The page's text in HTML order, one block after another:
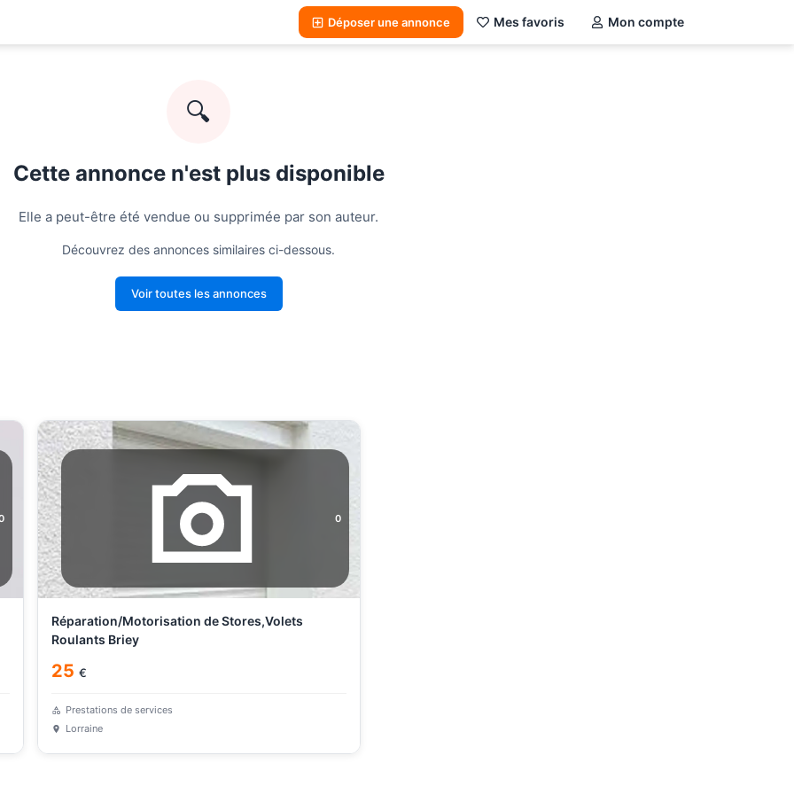
Déposer une annonce Mes favoris Mon compte
🔍
Cette annonce n'est plus disponible
Elle a peut-être été vendue ou supprimée par son auteur.
Découvrez des annonces similaires ci-dessous.
Voir toutes les annonces
0
Réparation/Motorisation de Stores,Volets
Roulants Briey
25 €
Prestations de services
Lorraine